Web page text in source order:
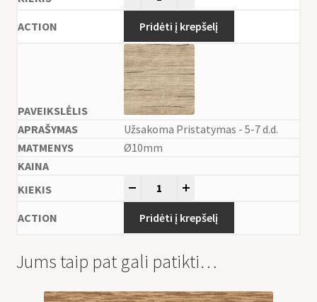
Pridėti į krepšelį
Užsakoma Pristatymas - 5-7 d.d.
Ø10mm
Pridėti į krepšelį
Jums taip pat gali patikti…